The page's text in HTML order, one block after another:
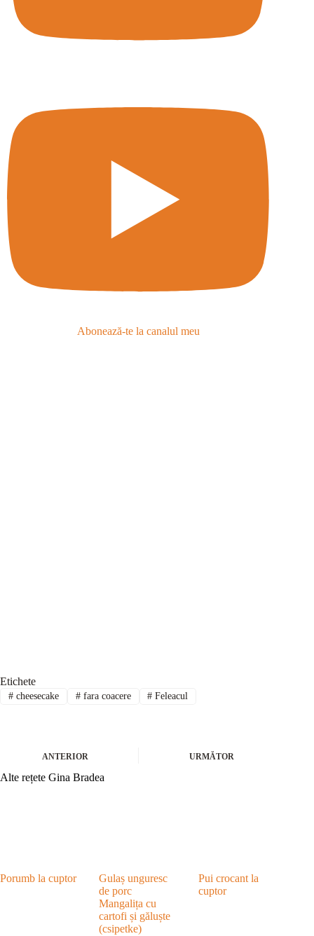
Abonează-te la canalul meu
Etichete
#cheesecake #fara coacere # Feleacul
ANTERIOR URMĂTOR
Alte rețete Gina Bradea
Porumb la cuptor
Gulaș unguresc
de porc
Mangalița cu
cartofi și găluște
(csipetke)
Pui crocant la
cuptor